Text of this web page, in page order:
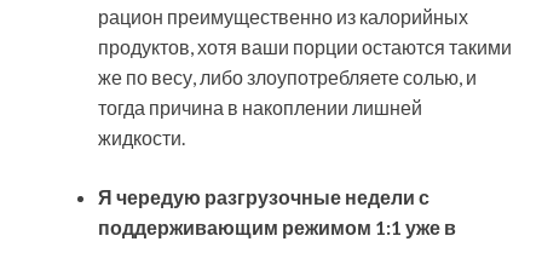
рацион преимущественно из калорийных
продуктов, хотя ваши порции остаются такими
же по весу, либо злоупотребляете солью, и
тогда причина в накоплении лишней
жидкости.
Я чередую разгрузочные недели с
поддерживающим режимом 1:1 уже в